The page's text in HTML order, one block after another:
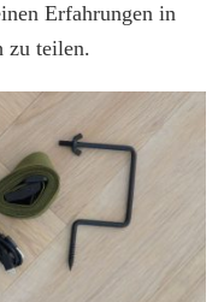
Erfahrungen in
zu teilen.